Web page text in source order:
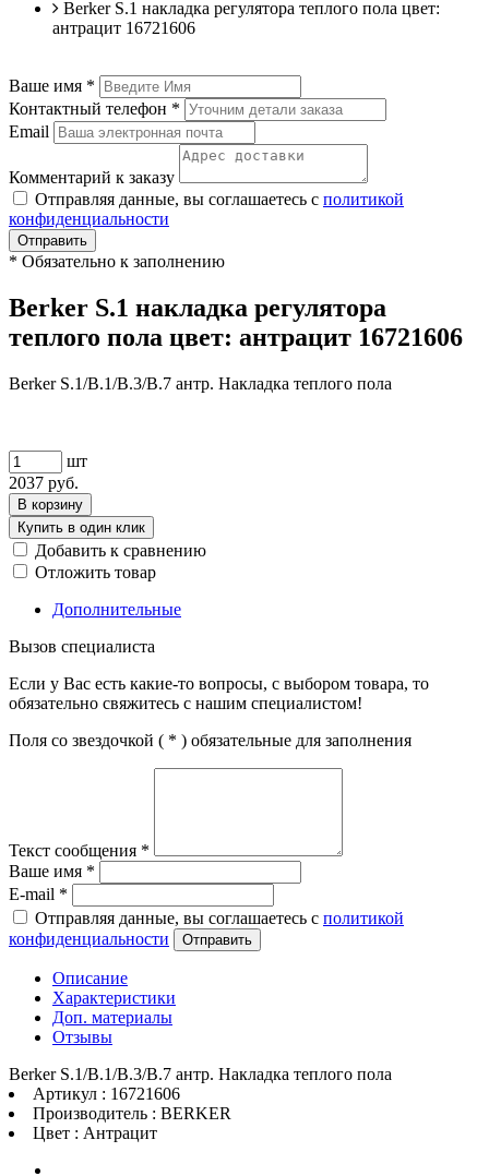
Berker S.1 накладка регулятора теплого пола цвет:
антрацит 16721606
Ваше имя *
Контактный телефон *
Email
Комментарий к заказу
Отправляя данные, вы соглашаетесь с политикой
конфиденциальности
Отправить
* Обязательно к заполнению
Berker S.1 накладка регулятора
теплого пола цвет: антрацит 16721606
Berker S.1/B.1/B.3/B.7 антр. Накладка теплого пола
шт
2037 руб.
В корзину
Купить в один клик
Добавить к сравнению
Отложить товар
Дополнительные
Вызов специалиста
Если у Вас есть какие-то вопросы, с выбором товара, то
обязательно свяжитесь с нашим специалистом!
Поля со звездочкой ( * ) обязательные для заполнения
Текст сообщения *
Ваше имя *
E-mail *
Отправляя данные, вы соглашаетесь с политикой
конфиденциальности
Отправить
Описание
Характеристики
Доп. материалы
Отзывы
Berker S.1/B.1/B.3/B.7 антр. Накладка теплого пола
Артикул : 16721606
Производитель : BERKER
Цвет : Антрацит